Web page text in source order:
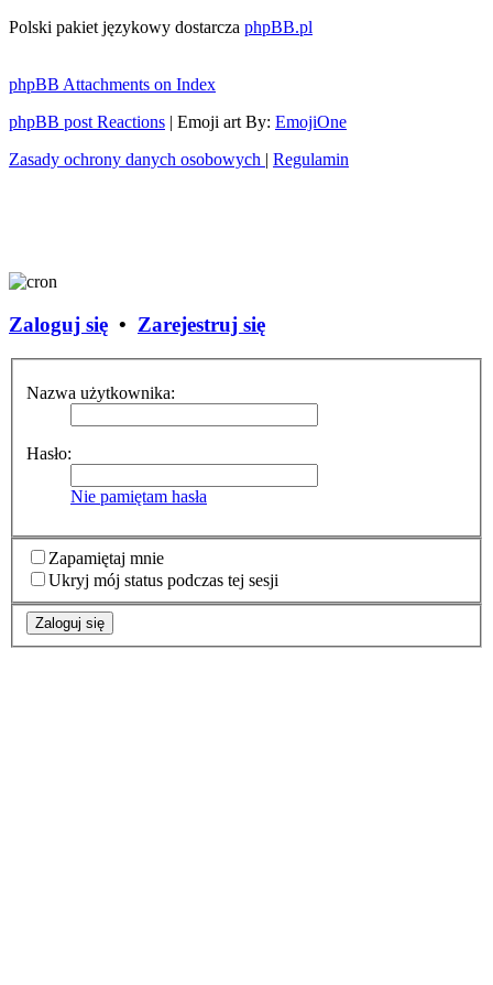
Polski pakiet językowy dostarcza phpBB.pl
phpBB Attachments on Index
phpBB post Reactions | Emoji art By: EmojiOne
Zasady ochrony danych osobowych | Regulamin
Zaloguj się • Zarejestruj się
Nazwa użytkownika:
Hasło:
Nie pamiętam hasła
Zapamiętaj mnie
Ukryj mój status podczas tej sesji